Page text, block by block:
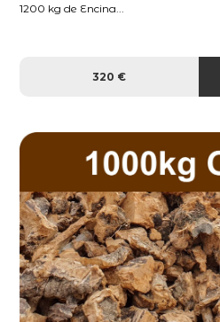
1200 kg de Encina...
320 €